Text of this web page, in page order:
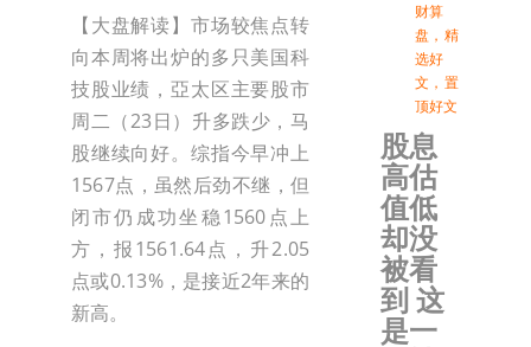
【大盘解读】市场较焦点转
向本周将出炉的多只美国科
技股业绩，亞太区主要股市
周二（23日）升多跌少，马
股继续向好。综指今早冲上
1567点，虽然后劲不继，但
闭市仍成功坐稳1560点上
方，报1561.64点，升2.05
点或0.13%，是接近2年来的
新高。
财算
盘 ， 精
选好
文 ， 置
顶好文
股息
高估
值低
却没
被看
到 这
是一